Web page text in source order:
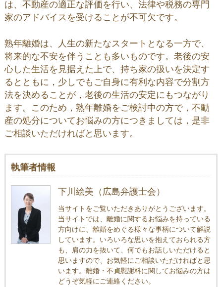
は、不動産の適正な評価を行い、法律や税務の専門
家のアドバイスを受けることが不可欠です。
熟年離婚は、人生の新たなスタートとなる一方で、
将来的な不安を伴うことも多いものです。老後の安
心した生活を見据えた上で、持ち家の扱いを決定す
るとともに，少しでもご自身に有利な内容で分割方
法を決めることが，老後の生活の安定にもつながり
ます。このため，熟年離婚をご検討中の方で，不動
産の処分についてお悩みの方につきましては，是非
ご相談いただければと思います。
執筆者情報
下川絵美（広島弁護士会）
当サイトをご覧いただきありがとうございます。
当サイトでは、離婚に関するお悩みを持っている
方向けに、離婚をめぐる様々な事柄について解説
しています。いろいろな思いを抱えておられる方
も、肩の力を抜いて、何でもお話しいただけると
思いますので、お気軽にご相談いただければと思
います。離婚・不貞慰謝料に関してお悩みの方は
どうぞ気軽にご連絡ください。